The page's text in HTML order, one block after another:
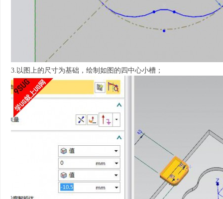
3.以图上的尺寸为基础，绘制如图的四中心小槽；